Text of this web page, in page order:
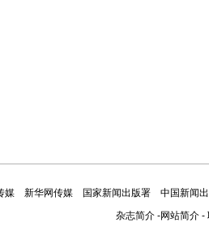
媒 新华网传媒 国家新闻出版署
中国新闻
杂志简介-网站简介-